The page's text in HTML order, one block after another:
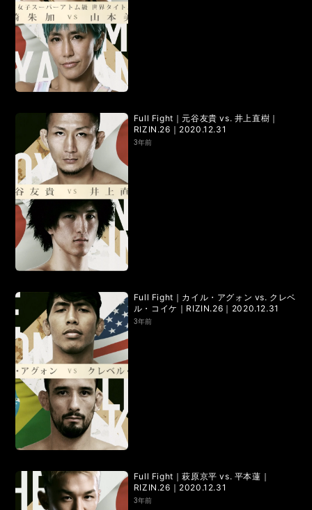
LANDMARK vol.9 LANDMARK vol.8
LANDMARK vol.7 LANDMARK vol.6
LANDMARK vol.5 LANDMARK vol.4
LANDMARK vol.3 LANDMARK vol.2
LANDMARK vol.1
HOME TOPICS
Full Fight｜元谷友貴 vs. 井上直樹｜
RIZIN.26｜2020.12.31
3年前
Full Fight｜カイル・アグォン vs. クレベ
ル・コイケ｜RIZIN.26｜2020.12.31
3年前
Full Fight｜萩原京平 vs. 平本蓮｜
RIZIN.26｜2020.12.31
3年前